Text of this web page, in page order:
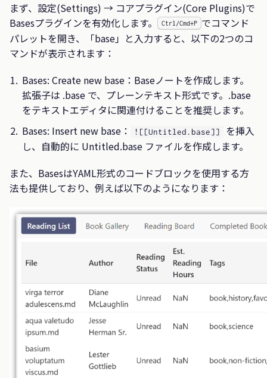
まず、設定(Settings) → コアプラグイン(Core Plugins)で
Basesプラグインを有効化します。
Ctrl/Cmd+P
でコマンド
パレットを開き、「base」と入力すると、以下の2つのコ
マンドが表示されます：
Bases: Create new base：Baseノートを作成します。
拡張子は .base で、プレーンテキスト形式です。.base
をテキストエディタに関連付けることを推奨します。
Bases: Insert new base：
![[Untitled.base]]
を挿入
し、自動的に Untitled.base ファイルを作成します。
また、BasesはYAML形式のコードブロックを使用する方
法も提供しており、例えば以下のようになります：